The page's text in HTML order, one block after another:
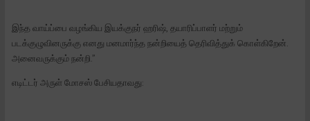
இந்த வாய்ப்பை வழங்கிய இயக்குநர் ஹரிஷ், தயாரிப்பாளர் மற்றும்
படக்குழுவினருக்கு எனது மனமார்ந்த நன்றியைத் தெரிவித்துக் கொள்கிறேன்.
அனைவருக்கும் நன்றி.”
எடிட்டர் அருள் மோசஸ் பேசியதாவது: